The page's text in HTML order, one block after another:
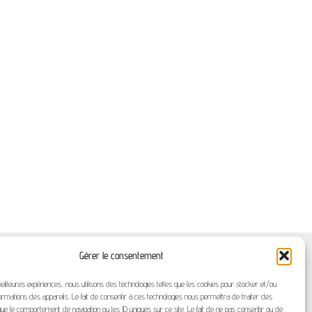
Gérer le consentement
expériences, nous utilisons des technologies telles que les cookies pour stocker et/ou
des appareils. Le fait de consentir à ces technologies nous permettra de traiter des
le comportement de navigation ou les ID uniques sur ce site. Le fait de ne pas consentir ou de